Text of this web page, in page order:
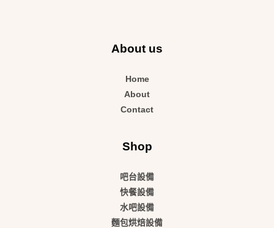
About us
Home
About
Contact
Shop
吧台設備
快餐設備
水吧設備
麵包烘焙設備